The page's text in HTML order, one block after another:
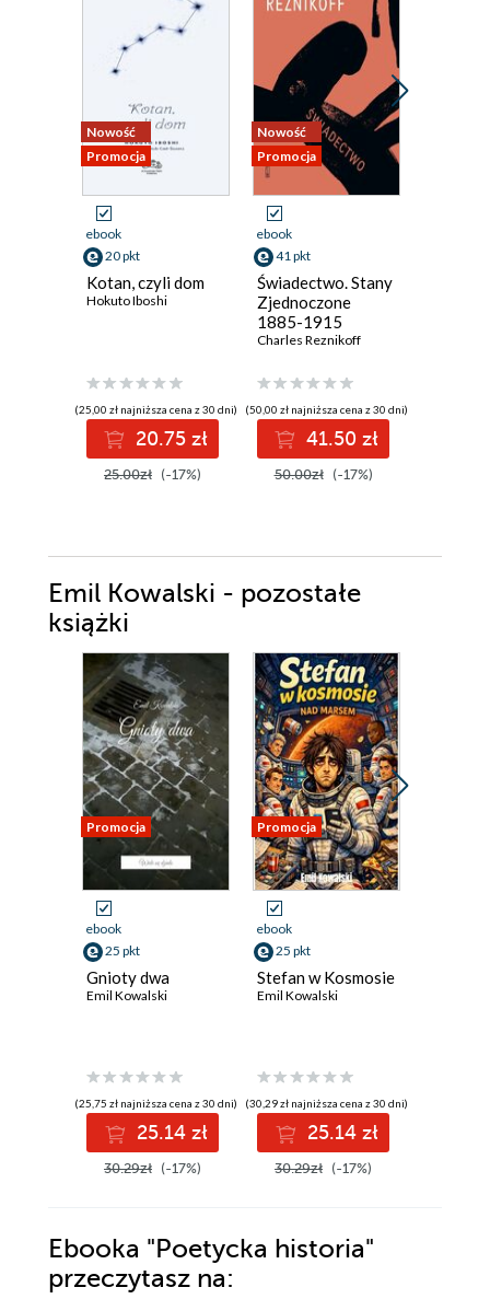
Nowość
Promocja
ebook
20 pkt
Kotan, czyli dom
Hokuto Iboshi
(25,00 zł najniższa cena z 30 dni)
20.75 zł
25.00zł (-17%)
Nowość
Promocja
ebook
41 pkt
Świadectwo. Stany
Zjednoczone
1885-1915
Charles Reznikoff
(50,00 zł najniższa cena z 30 dni)
41.50 zł
50.00zł (-17%)
Emil Kowalski - pozostałe
książki
Promocja
ebook
25 pkt
Gnioty dwa
Emil Kowalski
(25,75 zł najniższa cena z 30 dni)
25.14 zł
30.29zł (-17%)
Promocja
ebook
25 pkt
Stefan w Kosmosie
Emil Kowalski
(30,29 zł najniższa cena z 30 dni)
25.14 zł
30.29zł (-17%)
Ebooka "Poetycka historia"
przeczytasz na: